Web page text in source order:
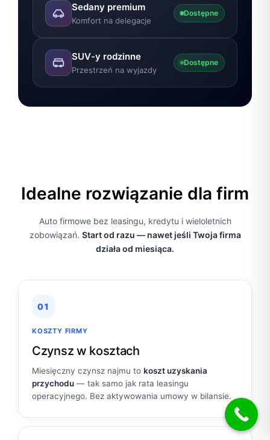
Sedany premium
Komfort na delegacje
Dostępne
SUV-y rodzinne
Przestrzeń na wyjazdy
Dostępne
Idealne rozwiązanie dla firm
Auto firmowe bez leasingu, kredytu i wieloletnich
zobowiązań. Start od razu — nawet jeśli Twoja firma
działa od miesiąca.
01
KOSZTY FIRMY
Czynsz w kosztach
Miesięczny czynsz najmu to koszt uzyskania
przychodu — tak samo jak rata leasingu
operacyjnego. Bez aktywowania umowy w bilansie.